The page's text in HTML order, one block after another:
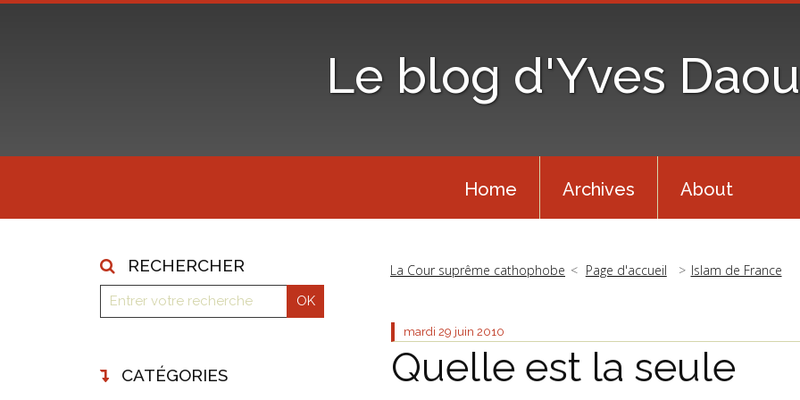
Le blog d'Yves
Home Archives About
RECHERCHER
CATÉGORIES
La Cour suprême cathophobe Page d'accueil Islam de France
mardi 29 juin 2010
Quelle est la seule